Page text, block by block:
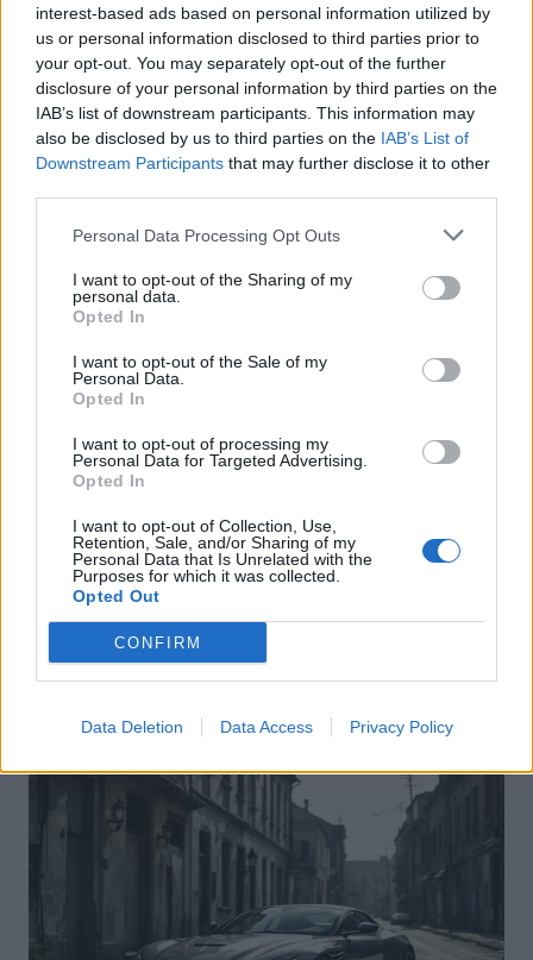
interest-based ads based on personal information utilized by
us or personal information disclosed to third parties prior to
your opt-out. You may separately opt-out of the further
disclosure of your personal information by third parties on the
IAB’s list of downstream participants. This information may
also be disclosed by us to third parties on the IAB’s List of
Downstream Participants that may further disclose it to other
Personal Data Processing Opt Outs
I want to opt-out of the Sharing of my
personal data.
Opted In
I want to opt-out of the Sale of my
Personal Data.
Opted In
I want to opt-out of processing my
Personal Data for Targeted Advertising.
Opted In
I want to opt-out of Collection, Use,
Retention, Sale, and/or Sharing of my
Personal Data that Is Unrelated with the
Purposes for which it was collected.
Opted Out
CONFIRM
Data Deletion Data Access Privacy Policy
Actus Info
Elon Musk nuirait gravement à Tesla
selon une étude européenne
Actus Info
Pourquoi le bouton start/stop disparaît
des voitures électriques